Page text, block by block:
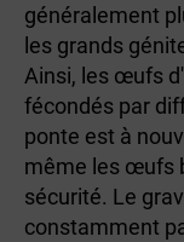
généralement
les grands
Ainsi, les œufs
fécondés par
ponte est à
même les œufs
sécurité. Le
constamment